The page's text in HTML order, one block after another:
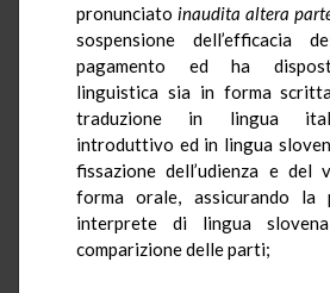
pronunciato inaudita altera
sospensione dell’efficacia
pagamento ed ha
linguistica sia in forma
traduzione in lingua
introduttivo ed in lingua
fissazione dell’udienza e del
forma orale, assicurando la
interprete di lingua
comparizione delle parti;